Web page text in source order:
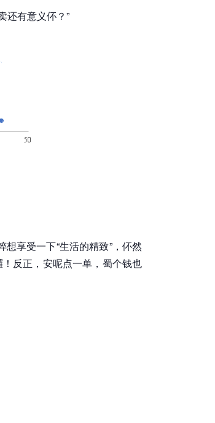
还有意义伓？”
享受一下“生活的精致”，伓然
反正，安呢点一单，蜀个钱也